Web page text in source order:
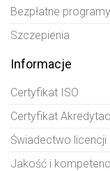
Bezpłatne
Szczepienia
Informacje
Certyfikat ISO
Certyfikat
Świadectwo
Jakość i